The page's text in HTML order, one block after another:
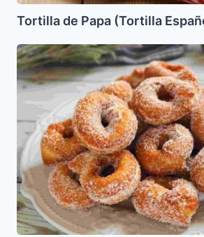
Tortilla de Papa (Tortilla
Roscas
Azucaradas
Horneadas